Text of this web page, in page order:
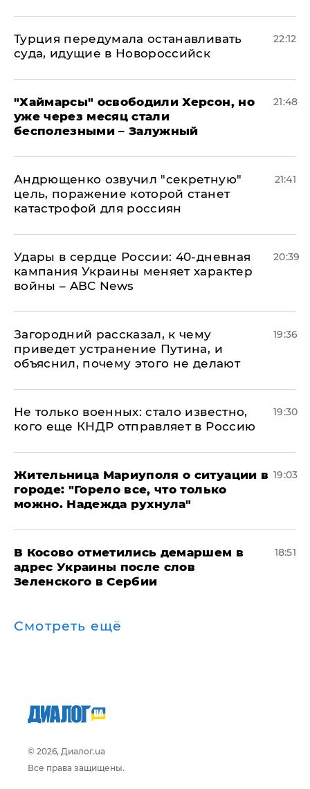
Турция передумала останавливать
суда, идущие в Новороссийск
22:12
"Хаймарсы" освободили Херсон, но
уже через месяц стали
бесполезными – Залужный
21:48
Андрющенко озвучил "секретную"
цель, поражение которой станет
катастрофой для россиян
21:41
Удары в сердце России: 40-дневная
кампания Украины меняет характер
войны – ABC News
20:39
Загородний рассказал, к чему
приведет устранение Путина, и
объяснил, почему этого не делают
19:36
Не только военных: стало известно,
кого еще КНДР отправляет в Россию
19:30
Жительница Мариуполя о ситуации в
городе: "Горело все, что только
можно. Надежда рухнула"
19:03
В Косово отметились демаршем в
адрес Украины после слов
Зеленского в Сербии
18:51
Смотреть ещё
© 2026, Диалог.ua
Все права защищены.